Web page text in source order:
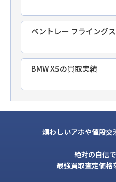
ベントレー フライング
BMW X5の買取実績
煩わしいアポや値段
絶対の自信
最強買取査定価格